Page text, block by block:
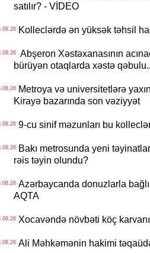
satılır? - VİDEO
Kolleclərdə ən yüksək təhsil
Abşeron Xəstəxanasının
bürüyən otaqlarda xəstə
Metroya və universitetlərə
Kirayə bazarında son vəziyyət
9-cu sinif məzunları bu
Bakı metrosunda yeni
rəis təyin olundu?
Azərbaycanda donuzlarla
AQTA
Xocavəndə növbəti köç
Ali Məhkəmənin hakimi